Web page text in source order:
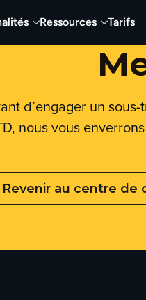
Ressources Tarifs
d’engager un sous-
nous vous
Revenir au centre